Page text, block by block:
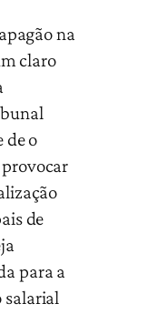
na
claro
de o
de
para a
salarial